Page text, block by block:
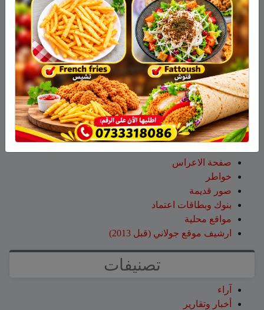
تسلق قمة مون بلان ويقود فريقاً إلى أعلى نقطة في أوروبا
الغربية
سلمان أبو عوادعلىهل أصبح الزوج أو الزوجة مجرد سلعة
نتخلص منها بعد استعمالها؟
طليع محمودعلىهل أصبح الزوج أو الزوجة مجرد سلعة
نتخلص منها بعد استعمالها؟
عبد اللهعلى
14 طاقم إطفاء والعديد من طائرات إطفاء
الحرائق لإخماد الحريق قرب عين قنية – فيديو
صفحات
صفحة الاعراس
خواطر
صور قديمة
بنوك وبطاقات اعتماد
مواقع محلية
ارشيف موقع جولاني (قبل 2013)
تصنيفات
آراء
أخبار وتقارير